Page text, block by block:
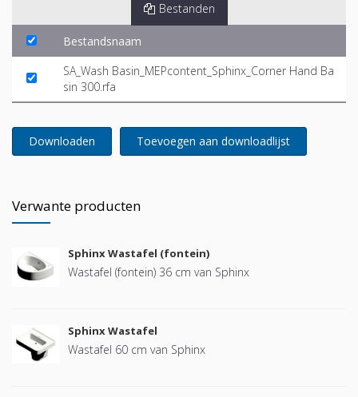
Bestanden
Bestandsnaam
SA_Wash Basin_MEPcontent_Sphinx_Corner Hand Ba
sin 300.rfa
Downloaden Toevoegen aan downloadlijst
Verwante producten
Sphinx Wastafel (fontein)
Wastafel (fontein) 36 cm van Sphinx
Sphinx Wastafel
Wastafel 60 cm van Sphinx